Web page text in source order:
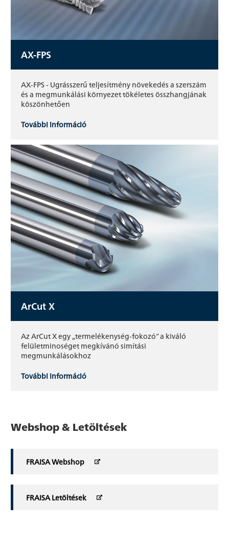
AX-FPS
AX-FPS - Ugrásszerű teljesítmény növekedés a szerszám
és a megmunkálási környezet tökéletes összhangjának
köszönhetően
További információ
ArCut X
Az ArCut X egy „termelékenység-fokozó“ a kiváló
felületminoséget megkívánó simítási
megmunkálásokhoz
További információ
Webshop & Letöltések
FRAISA Webshop
FRAISA Letöltések